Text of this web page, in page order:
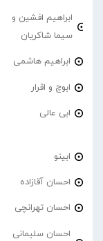
ابراهیم افشین و
سیما شاکریان
ابراهیم هاشمی
ابوچ و اقرار
ابی عالی
ابینو
احسان آقازاده
احسان تهرانچی
احسان سلیمانی